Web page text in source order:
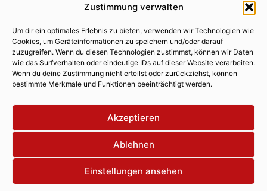
Zustimmung verwalten
Um dir ein optimales Erlebnis zu bieten, verwenden wir Technologien wie
Cookies, um Geräteinformationen zu speichern und/oder darauf
zuzugreifen. Wenn du diesen Technologien zustimmst, können wir Daten
wie das Surfverhalten oder eindeutige IDs auf dieser Website verarbeiten.
Wenn du deine Zustimmung nicht erteilst oder zurückziehst, können
bestimmte Merkmale und Funktionen beeinträchtigt werden.
Akzeptieren
Ablehnen
Einstellungen ansehen
Fotoservice
Videoservice
Werbung
Contenterstellung
Lokalnachrichten
Lokalfernsehen
Eventkalender